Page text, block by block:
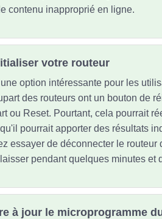
contenu inapproprié en ligne.
votre routeur
option intéressante pour les
des routeurs ont un bouton de
ou Reset. Pourtant, cela pourrait
pourrait apporter des résultats
essayer de déconnecter le
pendant quelques minutes et
à jour le microprogramme